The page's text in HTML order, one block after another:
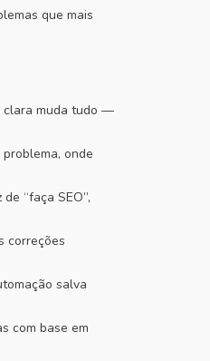
que mais
clara muda tudo —
onde
“faça SEO”,
correções
salva
com base em